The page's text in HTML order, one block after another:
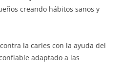
creando hábitos sanos y
la caries con la ayuda del
adaptado a las